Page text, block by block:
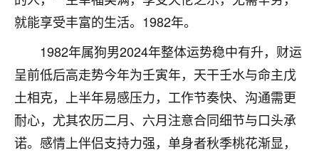
就能享受丰富的生活。1982年。
1982年属狗男2024年整体运势稳中有升，财运
呈前低后高走势今年为壬寅年，天干壬水与命主戊
土相克，上半年易感压力，工作节奏快、沟通需更
耐心，尤其农历二月、六月注意合同细节与口头承
诺。感情上伴侣支持力强，单身者秋季桃花渐显，
后，我以为都没戏了，结果开年一上班，开会提拔升
职第一个就是我，职务无所谓，主要是底薪加了
3000，非常开心，无论如何，感恩感谢！🙏🏻
鹿森：恭喜升职加薪！！，请客吗？�
12小时前 来自北京
心心相印